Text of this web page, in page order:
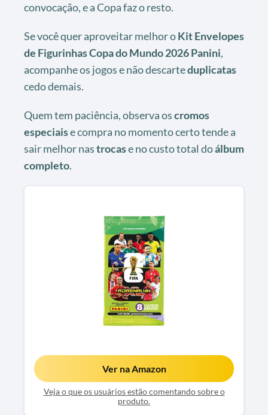
convocação, e a Copa faz o resto.
Se você quer aproveitar melhor oKit Envelopes
de Figurinhas Copa do Mundo 2026 Panini,
acompanhe os jogos e não descarteduplicatas
cedo demais.
Quem tem paciência, observa oscromos
especiaise compra no momento certo tende a
sair melhor nastrocase no custo total doálbum
completo.
Ver na Amazon
Veja o que os usuários estão comentando sobre o
produto.